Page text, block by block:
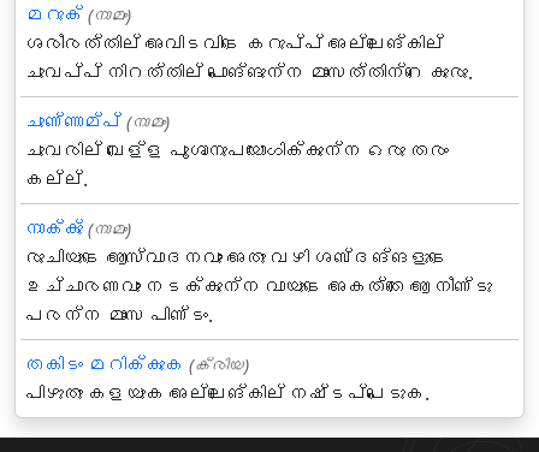
മറുക്‌ (നാമം)
ശരീരത്തില്‍ അവിടവിടെ കറുപ്പ്‌ അല്ലെങ്കില്‍
ചുവപ്പ്‌ നിറത്തില്‍ പൊങ്ങുന്ന മാംസത്തിന്റെ കുരു.
ചുണ്ണാമ്പ് (നാമം)
ചുവരില്‍ വെള്ള പൂശാനുപയോഗിക്കുന്ന ഒരു തരം
കല്ല്.
നാക്കു്‌ (നാമം)
രുചിയുടെ ആസ്വാദനവും അതു വഴി ശബ്ദങ്ങളുടെ
ഉച്ചാരണവും നടക്കുന്ന വായുടെ അകത്തെ ആ നീണ്ടു
പരന്ന മാംസ പിണ്ടം.
തകിടം മറിക്കുക (ക്രിയ)
പിഴുതു കളയുക അല്ലെങ്കില്‍ നഷ്ടപ്പെടുക.